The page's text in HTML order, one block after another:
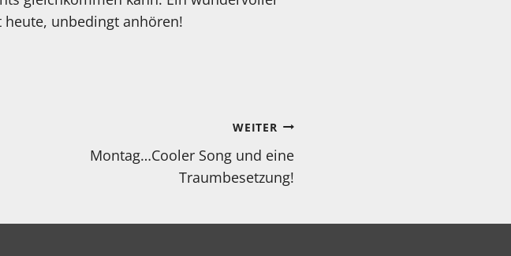
unbedingt anhören!
WEITER
Montag…Cooler Song und eine
Traumbesetzung!